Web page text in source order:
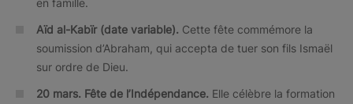
Aïd al-Kabïr (date variable). Cette fête commémore la
soumission d’Abraham, qui accepta de tuer son fils Ismaël
sur ordre de Dieu.
20 mars. Fête de l’Indépendance. Elle célèbre la formation